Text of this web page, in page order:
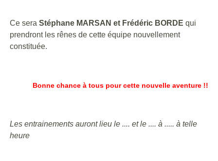
Ce sera Stéphane MARSAN et Frédéric BORDE qui
prendront les rênes de cette équipe nouvellement
constituée.
Bonne chance à tous pour cette nouvelle aventure !!
Les entrainements auront lieu le .... et le .... à ..... à telle
heure